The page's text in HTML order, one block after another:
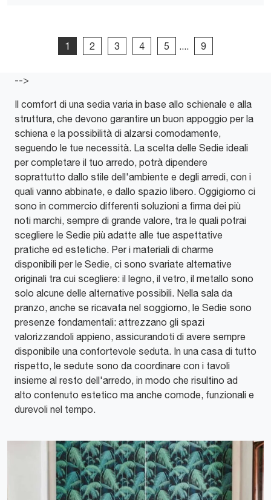
1 2 3 4 5 .... 9
-->
Il comfort di una sedia varia in base allo schienale e alla
struttura, che devono garantire un buon appoggio per la
schiena e la possibilità di alzarsi comodamente,
seguendo le tue necessità. La scelta delle Sedie ideali
per completare il tuo arredo, potrà dipendere
soprattutto dallo stile dell'ambiente e degli arredi, con i
quali vanno abbinate, e dallo spazio libero. Oggigiorno ci
sono in commercio differenti soluzioni a firma dei più
noti marchi, sempre di grande valore, tra le quali potrai
scegliere le Sedie più adatte alle tue aspettative
pratiche ed estetiche. Per i materiali di charme
disponibili per le Sedie, ci sono svariate alternative
originali tra cui scegliere: il legno, il vetro, il metallo sono
solo alcune delle alternative possibili. Nella sala da
pranzo, anche se ricavata nel soggiorno, le Sedie sono
presenze fondamentali: attrezzano gli spazi
valorizzandoli appieno, assicurandoti di avere sempre
disponibile una confortevole seduta. In una casa di tutto
rispetto, le sedute sono da coordinare con i tavoli
insieme al resto dell'arredo, in modo che risultino ad
alto contenuto estetico ma anche comode, funzionali e
durevoli nel tempo.